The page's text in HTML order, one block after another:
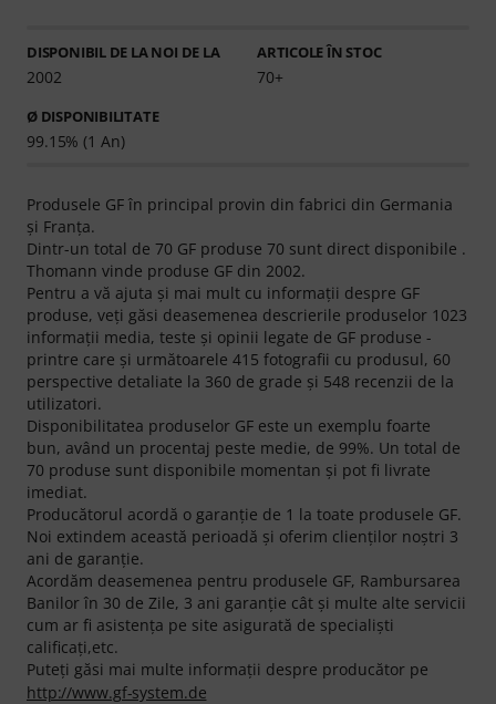
DISPONIBIL DE LA NOI DE LA
2002
ARTICOLE ÎN STOC
70+
Ø DISPONIBILITATE
99.15% (1 An)
Produsele GF în principal provin din fabrici din Germania
şi Franța.
Dintr-un total de 70 GF produse 70 sunt direct disponibile .
Thomann vinde produse GF din 2002.
Pentru a vă ajuta şi mai mult cu informaţii despre GF
produse, veţi găsi deasemenea descrierile produselor 1023
informaţii media, teste şi opinii legate de GF produse -
printre care şi următoarele 415 fotografii cu produsul, 60
perspective detaliate la 360 de grade şi 548 recenzii de la
utilizatori.
Disponibilitatea produselor GF este un exemplu foarte
bun, având un procentaj peste medie, de 99%. Un total de
70 produse sunt disponibile momentan şi pot fi livrate
imediat.
Producătorul acordă o garanţie de 1 la toate produsele GF.
Noi extindem această perioadă şi oferim clienţilor noştri 3
ani de garanţie.
Acordăm deasemenea pentru produsele GF, Rambursarea
Banilor în 30 de Zile, 3 ani garanţie cât şi multe alte servicii
cum ar fi asistenţa pe site asigurată de specialişti
calificaţi,etc.
Puteți găsi mai multe informații despre producător pe
http://www.gf-system.de